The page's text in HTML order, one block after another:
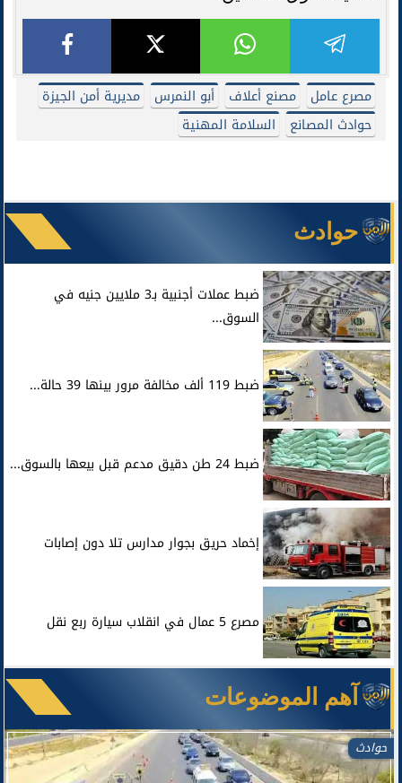
مصرع عامل مصنع أعلاف أبو النمرس
مديرية أمن الجيزة
حوادث المصانع
السلامة المهنية
حوادث
ضبط عملات أجنبية بـ3 ملايين جنيه في
السوق...
ضبط 119 ألف مخالفة مرور بينها 39 حالة...
ضبط 24 طن دقيق مدعم قبل بيعها بالسوق...
إخماد حريق بجوار مدارس تلا دون إصابات
مصرع 5 عمال في انقلاب سيارة ربع نقل
آهم الموضوعات
حوادث